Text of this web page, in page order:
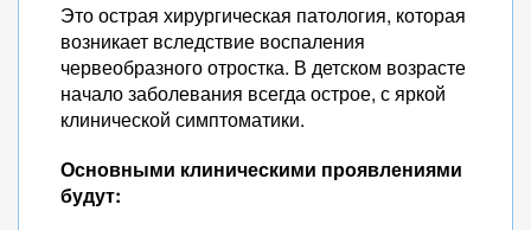
Это острая хирургическая патология, которая
возникает вследствие воспаления
червеобразного отростка. В детском возрасте
начало заболевания всегда острое, с яркой
клинической симптоматики.
Основными клиническими проявлениями
будут: